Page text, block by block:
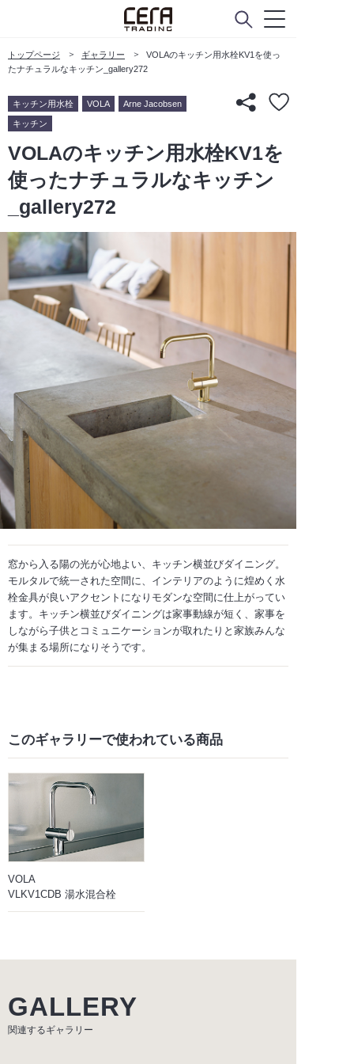
トップページ ギャラリー
VOLAのキッチン用水栓KV1を使っ
たナチュラルなキッチン_gallery272
キッチン用水栓 VOLA Arne Jacobsen
キッチン
VOLAのキッチン用水栓KV1を
使ったナチュラルなキッチン
_gallery272
窓から入る陽の光が心地よい、キッチン横並びダイニング。
モルタルで統一された空間に、インテリアのように煌めく水
栓金具が良いアクセントになりモダンな空間に仕上がってい
ます。キッチン横並びダイニングは家事動線が短く、家事を
しながら子供とコミュニケーションが取れたりと家族みんな
が集まる場所になりそうです。
このギャラリーで使われている商品
VOLA
VLKV1CDB 湯水混合栓
GALLERY
関連するギャラリー